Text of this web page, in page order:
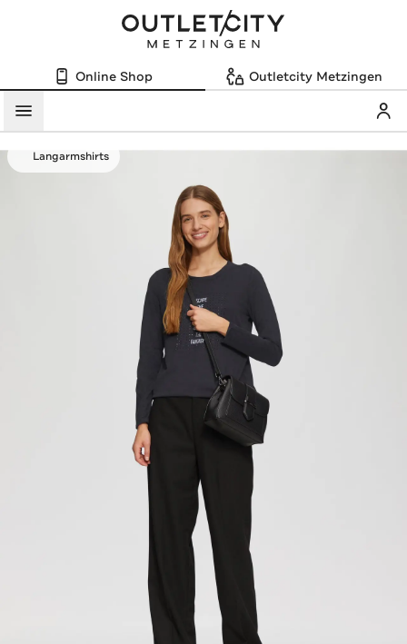
Online Shop Outletcity Metzingen
Menü
Langarmshirts